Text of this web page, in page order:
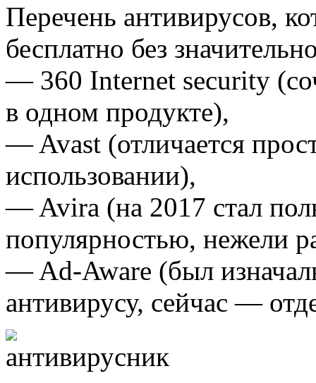
Перечень антивирусов,
бесплатно без
— 360 Internet security
в одном продукте),
— Avast (отличается
использовании),
— Avira (на 2017 стал
популярностью, нежели
— Ad-Aware (был
антивирусу, сейчас —